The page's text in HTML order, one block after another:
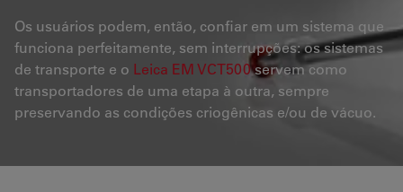
Os usuários podem, então, confiar em um sistema que
funciona perfeitamente, sem interrupções: os sistemas
de transporte e o Leica EM VCT500servem como
transportadores de uma etapa à outra, sempre
preservando as condições criogênicas e/ou de vácuo.